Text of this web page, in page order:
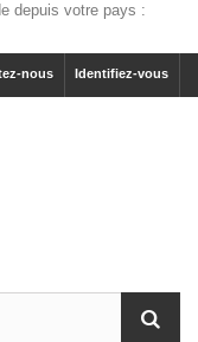
depuis votre pays :
Identifiez-vous
nous